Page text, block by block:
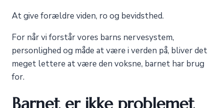
At give forældre viden, ro og bevidsthed.
For når vi forstår vores barns nervesystem,
personlighed og måde at være i verden på, bliver det
meget lettere at være den voksne, barnet har brug
for.
Barnet er ikke problemet